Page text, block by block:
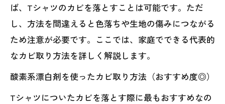
ば、Tシャツのカビを落とすことは可能です。ただ
し、方法を間違えると色落ちや生地の傷みにつながる
ため注意が必要です。ここでは、家庭でできる代表的
なカビ取り方法を詳しく解説します。
酸素系漂白剤を使ったカビ取り方法（おすすめ度◎）
Tシャツについたカビを落とす際に最もおすすめなの